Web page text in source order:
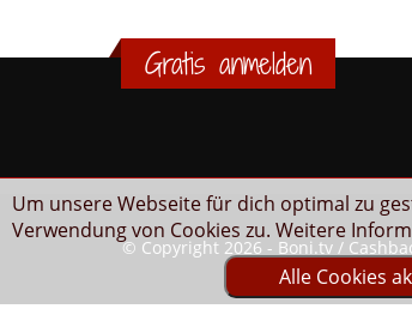
Um unsere Webseite für dich optimal zu
Verwendung von Cookies zu. Weitere
Alle Cookies
Gratis anmelden
© Copyright 2026 - Boni.tv /